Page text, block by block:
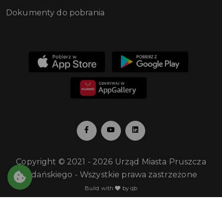
Dokumenty do pobrania
Copyright © 2021 - 2026 Urząd Miasta Pruszcza
Gdańskiego - Wszystkie prawa zastrzeżone
Build with by qb